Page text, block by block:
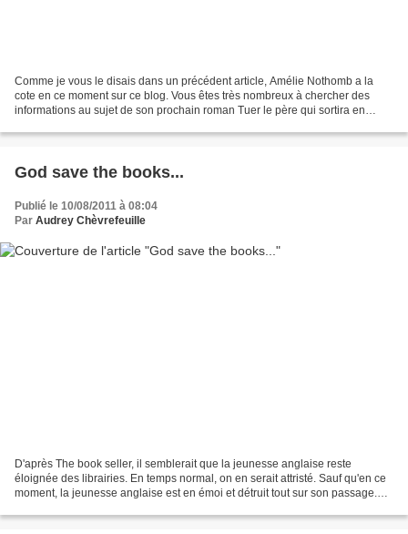
Comme je vous le disais dans un précédent article, Amélie Nothomb a la
cote en ce moment sur ce blog. Vous êtes très nombreux à chercher des
informations au sujet de son prochain roman Tuer le père qui sortira en
God save the books...
Publié le 10/08/2011 à 08:04
Par Audrey Chèvrefeuille
D'après The book seller, il semblerait que la jeunesse anglaise reste
éloignée des librairies. En temps normal, on en serait attristé. Sauf qu'en ce
moment, la jeunesse anglaise est en émoi et détruit tout sur son passage.